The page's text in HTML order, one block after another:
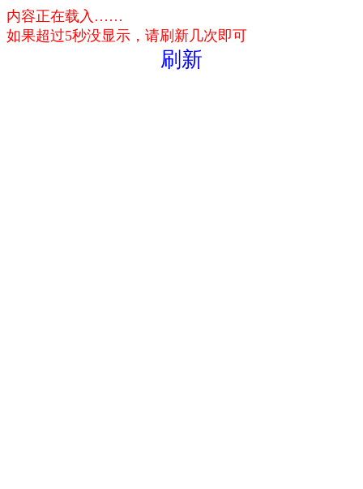
内容正在载入……
如果超过5秒没显示，请刷新几次即可
刷新